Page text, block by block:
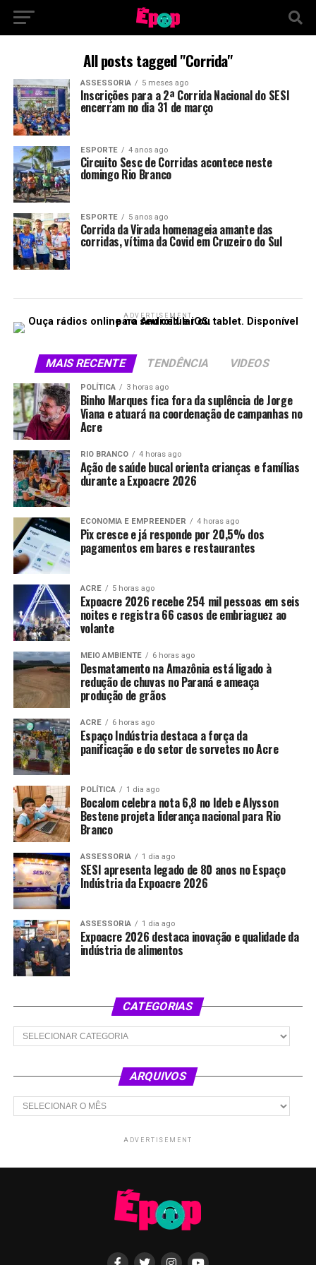
All posts tagged "Corrida"
ASSESSORIA 5 meses ago
Inscrições para a 2ª Corrida Nacional do SESI
encerram no dia 31 de março
ESPORTE 4 anos ago
Circuito Sesc de Corridas acontece neste
domingo Rio Branco
ESPORTE 5 anos ago
Corrida da Virada homenageia amante das
corridas, vítima da Covid em Cruzeiro do Sul
ADVERTISEMENT
MAIS RECENTE TENDÊNCIA VIDEOS
POLÍTICA 3 horas ago
Binho Marques fica fora da suplência de Jorge
Viana e atuará na coordenação de campanhas no
Acre
RIO BRANCO 4 horas ago
Ação de saúde bucal orienta crianças e famílias
durante a Expoacre 2026
ECONOMIA E EMPREENDER 4 horas ago
Pix cresce e já responde por 20,5% dos
pagamentos em bares e restaurantes
ACRE 5 horas ago
Expoacre 2026 recebe 254 mil pessoas em seis
noites e registra 66 casos de embriaguez ao
volante
MEIO AMBIENTE 6 horas ago
Desmatamento na Amazônia está ligado à
redução de chuvas no Paraná e ameaça
produção de grãos
ACRE 6 horas ago
Espaço Indústria destaca a força da
panificação e do setor de sorvetes no Acre
POLÍTICA 1 dia ago
Bocalom celebra nota 6,8 no Ideb e Alysson
Bestene projeta liderança nacional para Rio
Branco
ASSESSORIA 1 dia ago
SESI apresenta legado de 80 anos no Espaço
Indústria da Expoacre 2026
ASSESSORIA 1 dia ago
Expoacre 2026 destaca inovação e qualidade da
indústria de alimentos
CATEGORIAS
Categorias
ARQUIVOS
Arquivos
ADVERTISEMENT